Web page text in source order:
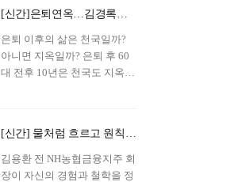
[신간]은퇴연옥…김경록의 은퇴 후 삶의 나침반
은퇴 이후의 삶은 천국일까?
아니면 지옥일까? 은퇴 후 60
대 전후 10년은 천국도 지옥도
은퇴 설계를 가이드해 온 김경
록 옵투스자산운용의 고문이
신간 『은퇴연옥』을 내놓았
[신간] 물처럼 흐르고 원칙으로 서다…김용환의 통찰을 담다
김용환 전 NH농협금융지주 회
장이 자신의 경험과 철학을 정